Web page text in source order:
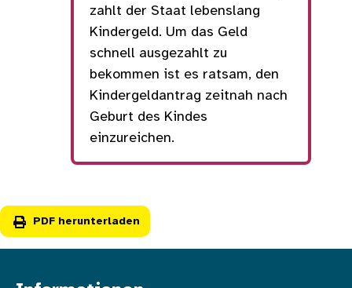
zahlt der Staat lebenslang
Kindergeld. Um das Geld
schnell ausgezahlt zu
bekommen ist es ratsam, den
Kindergeldantrag zeitnah nach
Geburt des Kindes
einzureichen.
PDF herunterladen